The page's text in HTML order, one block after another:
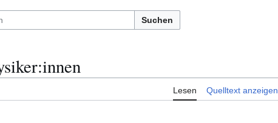
Suchen
Lesen Quelltext anzeigen